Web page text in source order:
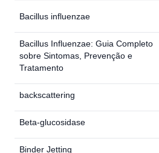
Bacillus influenzae
Bacillus Influenzae: Guia Completo
sobre Sintomas, Prevenção e
Tratamento
backscattering
Beta-glucosidase
Binder Jetting